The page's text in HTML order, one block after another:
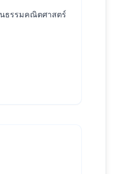
นธรรมคณิตศาสตร์